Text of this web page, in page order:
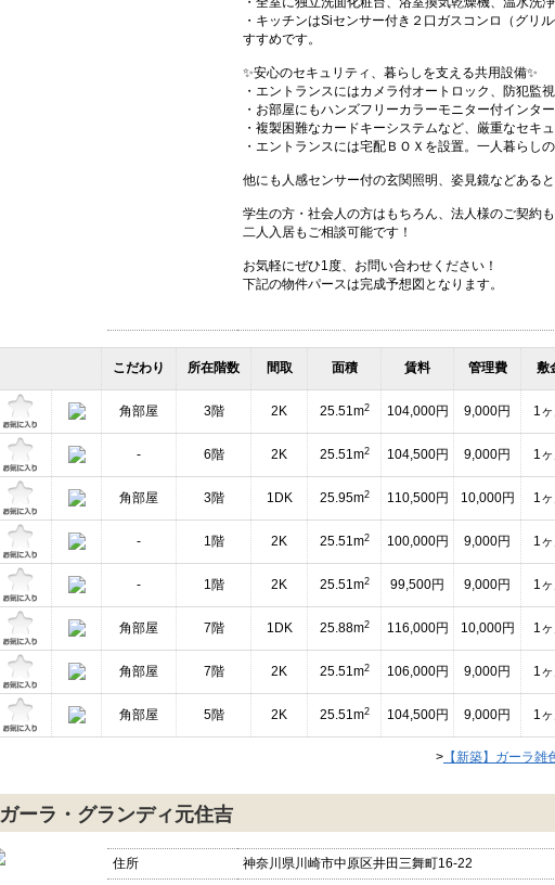
・キッチンはSiセンサー付き２口ガスコンロ（グリ
すすめです。
✨安心のセキュリティ、暮らしを支える共用設備✨
・エントランスにはカメラ付オートロック、防犯監視
・お部屋にもハンズフリーカラーモニター付インタ
・複製困難なカードキーシステムなど、厳重なセキ
・エントランスには宅配ＢＯＸを設置。一人暮らし
他にも人感センサー付の玄関照明、姿見鏡などある
学生の方・社会人の方はもちろん、法人様のご契約も
二人入居もご相談可能です！
お気軽にぜひ1度、お問い合わせください！
下記の物件パースは完成予想図となります。
こだわり 所在階数 間取 面積 賃料 管理費 敷
角部屋 3階 2K 25.51m2 104,000円 9,000円 1ヶ
- 6階 2K 25.51m2 104,500円 9,000円 1ヶ
角部屋 3階 1DK 25.95m2 110,500円 10,000円 1ヶ
- 1階 2K 25.51m2 100,000円 9,000円 1ヶ
- 1階 2K 25.51m2 99,500円 9,000円 1ヶ
角部屋 7階 1DK 25.88m2 116,000円 10,000円 1ヶ
角部屋 7階 2K 25.51m2 106,000円 9,000円 1ヶ
角部屋 5階 2K 25.51m2 104,500円 9,000円 1ヶ
> 【新築】ガーラ
ガーラ・グランディ元住吉
住所
神奈川県川崎市中原区井田三舞町16-22